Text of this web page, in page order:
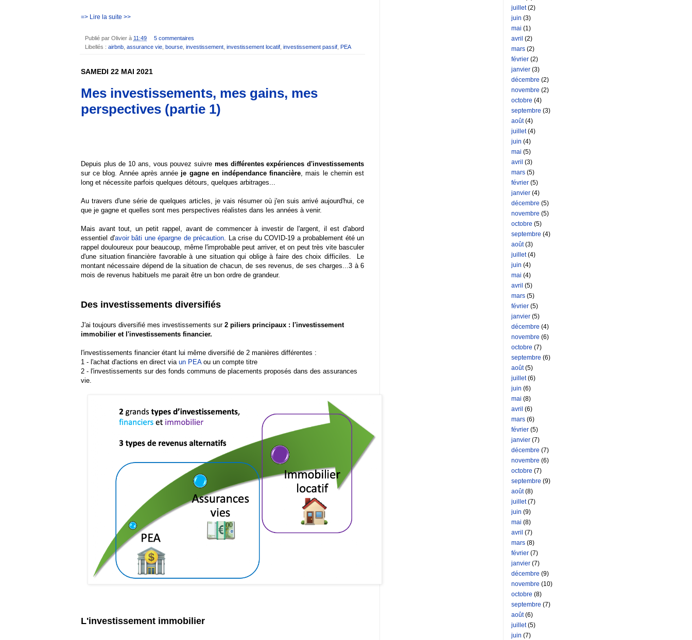
=> Lire la suite >>
Publié par Olivier à 11:49
5 commentaires
Libellés : airbnb assurance vie bourse investissement investissement locatif investissement passif PEA
SAMEDI 22 MAI 2021
Mes investissements, mes gains, mes
perspectives (partie 1)
Depuis plus de 10 ans, vous pouvez suivre mes différentes expériences d'investissements
sur ce blog. Année après année je gagne en indépendance financière , mais le chemin est
long et nécessite parfois quelques détours, quelques arbitrages...
Au travers d'une série de quelques articles, je vais résumer où j'en suis arrivé aujourd'hui, ce
que je gagne et quelles sont mes perspectives réalistes dans les années à venir.
Mais avant tout, un petit rappel, avant de commencer à investir de l'argent, il est d'abord
essentiel d'avoir bâti une épargne de précaution . La crise du COVID-19 a probablement été un
rappel douloureux pour beaucoup, même l'improbable peut arriver, et on peut très vite basculer
d'une situation financière favorable à une situation qui oblige à faire des choix difficiles. Le
montant nécessaire dépend de la situation de chacun, de ses revenus, de ses charges...3 à 6
mois de revenus habituels me parait être un bon ordre de grandeur.
Des investissements diversifiés
J'ai toujours diversifié mes investissements sur 2 piliers principaux : l'investissement
immobilier et l'investissements financier.
l'investissements financier étant lui même diversifié de 2 manières différentes :
1 - l'achat d'actions en direct via un PEAou un compte titre
2 - l'investissements sur des fonds communs de placements proposés dans des assurances
vie.
L'investissement immobilier
juillet(2)
juin (3)
mai (1)
avril (2)
mars (2)
février (2)
janvier (3)
décembre (2)
novembre (2)
octobre (4)
septembre (3)
août(4)
juillet(4)
juin (4)
mai (5)
avril (3)
mars (5)
février (5)
janvier (4)
décembre (5)
novembre (5)
octobre (5)
septembre (4)
août(3)
juillet(4)
juin (4)
mai (4)
avril (5)
mars (5)
février (5)
janvier (5)
décembre (4)
novembre (6)
octobre (7)
septembre (6)
août(5)
juillet(6)
juin (6)
mai (8)
avril (6)
mars (6)
février (5)
janvier (7)
décembre (7)
novembre (6)
octobre (7)
septembre (9)
août(8)
juillet(7)
juin (9)
mai (8)
avril (7)
mars (8)
février (7)
janvier (7)
décembre (9)
novembre (10)
octobre (8)
septembre (7)
août(6)
juillet(5)
juin (7)